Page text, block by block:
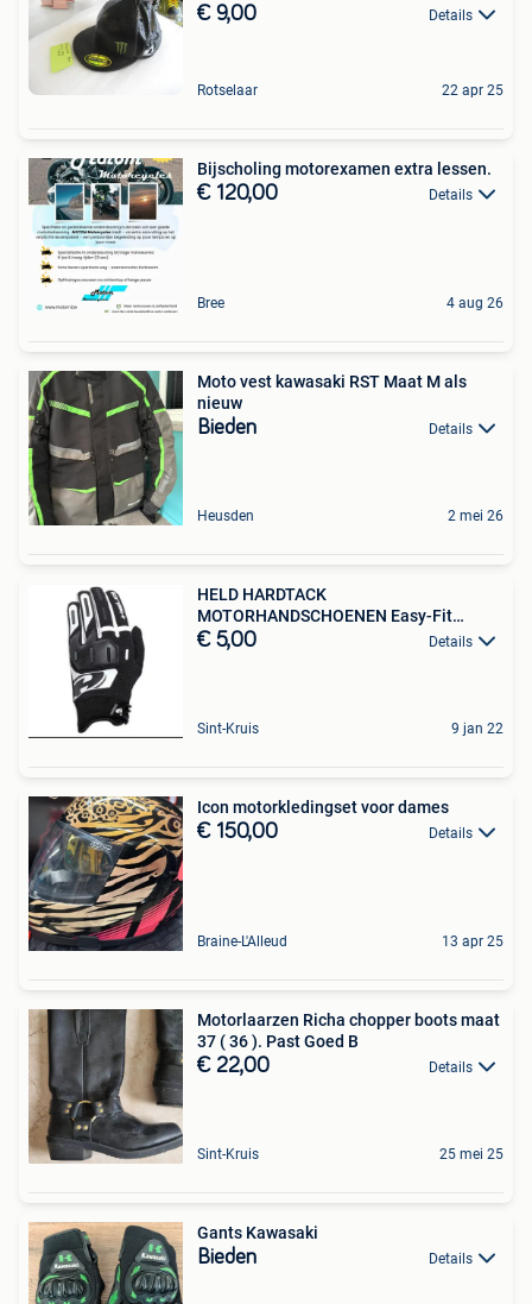
€ 9,00 Details
Rotselaar 22 apr 25
Bijscholing motorexamen extra lessen.
€ 120,00 Details
Bree 4 aug 26
Moto vest kawasaki RST Maat M als
nieuw
Bieden Details
Heusden 2 mei 26
HELD HARDTACK
MOTORHANDSCHOENEN Easy-Fit
motorhandschoen
€ 5,00 Details
Sint-Kruis 9 jan 22
Icon motorkledingset voor dames
€ 150,00 Details
Braine-L'Alleud 13 apr 25
Motorlaarzen Richa chopper boots maat
37 ( 36 ). Past Goed B
€ 22,00 Details
Sint-Kruis 25 mei 25
Gants Kawasaki
Bieden Details